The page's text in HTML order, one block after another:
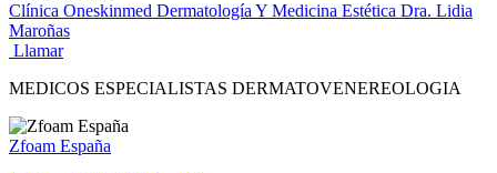
Clínica Oneskinmed Dermatología Y Medicina Estética Dra. Lidia
Maroñas
Llamar
MEDICOS ESPECIALISTAS DERMATOVENEREOLOGIA
Zfoam España